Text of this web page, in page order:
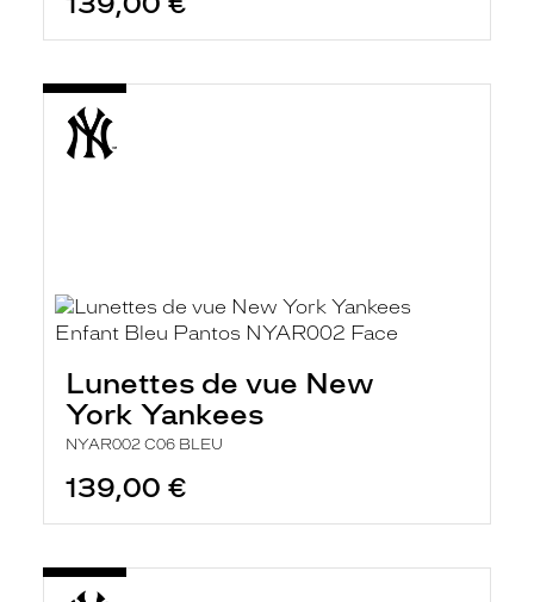
Lunettes de vue New
York Yankees
NYAR002 C06 BLEU
139,00 €